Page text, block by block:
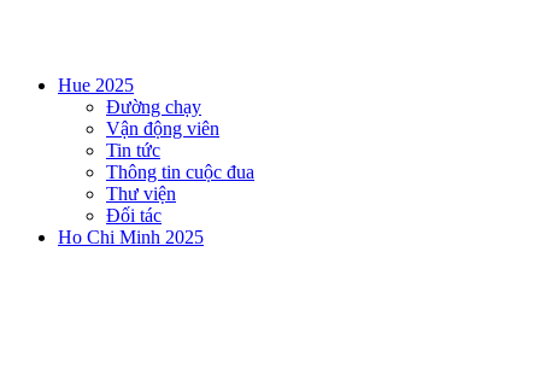
Hue 2025
Đường chạy
Vận động viên
Tin tức
Thông tin cuộc đua
Thư viện
Đối tác
Ho Chi Minh 2025